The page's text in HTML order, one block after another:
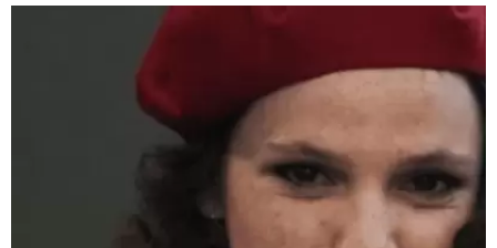
TECNOLOGÍA